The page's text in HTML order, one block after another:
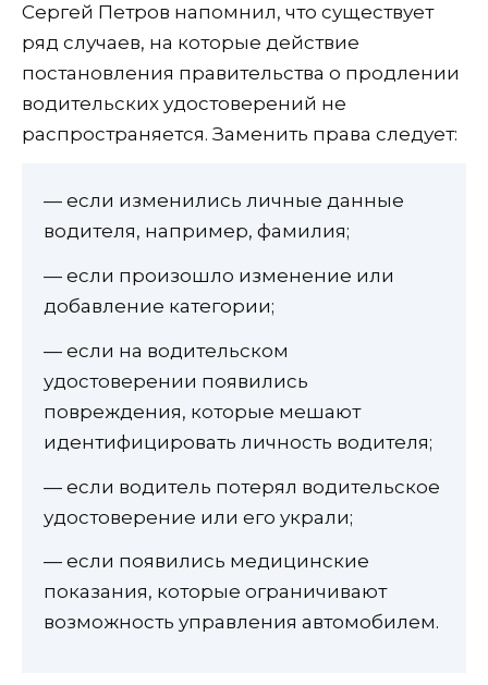
Сергей Петров напомнил, что существует
ряд случаев, на которые действие
постановления правительства о продлении
водительских удостоверений не
распространяется. Заменить права следует:
— если изменились личные данные
водителя, например, фамилия;
— если произошло изменение или
добавление категории;
— если на водительском
удостоверении появились
повреждения, которые мешают
идентифицировать личность водителя;
— если водитель потерял водительское
удостоверение или его украли;
— если появились медицинские
показания, которые ограничивают
возможность управления автомобилем.